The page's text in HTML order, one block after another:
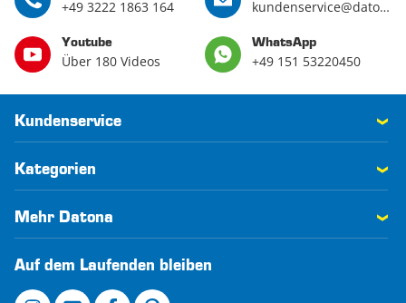
+49 3222 1863 164 kundenservice@datona.de
Youtube
Über 180 Videos
WhatsApp
+49 151 53220450
Kundenservice
Kategorien
Mehr Datona
Auf dem Laufenden bleiben